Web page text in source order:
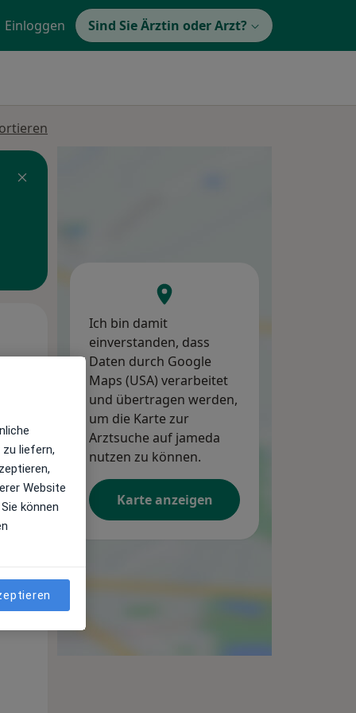
Einloggen Sind Sie Ärztin oder Arzt?
Do,
13 Aug 14 Aug
Mi,
Ich bin damit
einverstanden, dass
Daten durch Google
Maps (USA) verarbeitet
und übertragen werden,
um die Karte zur
Arztsuche auf jameda
nutzen zu können.
Karte anzeigen
liefern,
Website
können